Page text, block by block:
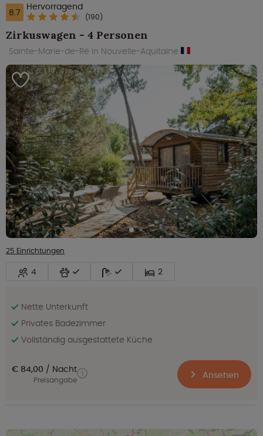
8.7 Hervorragend
(190)
Zirkuswagen - 4 Personen
Sainte-Marie-de-Ré in Nouvelle-Aquitaine
25 Einrichtungen
4 2
Nette Unterkunft
Privates Badezimmer
Vollständig ausgestattete Küche
€ 84,00 Nacht
Preisangabe Ansehen